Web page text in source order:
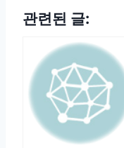
관련된 글: